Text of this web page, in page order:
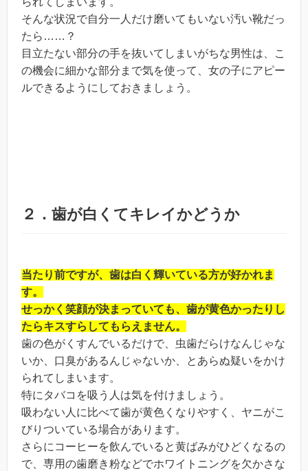
そんな状況で自分一人だけ磨いてもいない汚い靴だっ
たら……？
目立たない部分の手を抜いてしまいがちな男性は、こ
の機会に細かな部分まで気を使って、女の子にアピー
ルできるようにしておきましょう。
２．歯が白くてキレイかどうか
当たり前ですが、歯は白く輝いている方が好かれま
す。
せっかく笑顔が決まっていても、歯が黄色かったりし
たらキスすらしてもらえません。
歯の色がくすんでいるだけで、虫歯だらけなんじゃな
いか、口臭があるんじゃないか、とあらぬ疑いをかけ
られてしまいます。
特にタバコを吸う人は気を付けましょう。
吸わない人に比べて歯が黄色くなりやすく、ヤニがこ
びりついている場合があります。
さらにコーヒーを飲んでいると黄ばみがひどくなるの
で、専用の歯磨き粉などでホワイトニングを欠かさな